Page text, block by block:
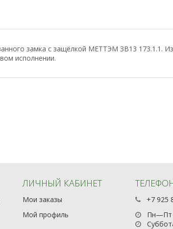
замка с защёлкой МЕТТЭМ ЗВ13 173.1.1.
исполнении.
ЛИЧНЫЙ КАБИНЕТ
Мои заказы
Мой профиль
+7 925
Пн—Пт